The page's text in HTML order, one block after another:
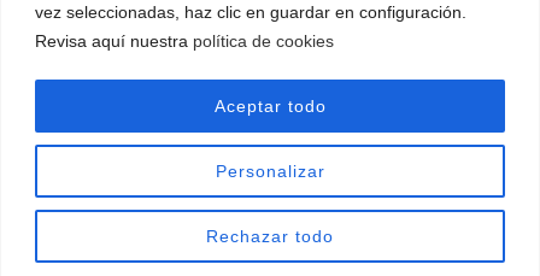
vez seleccionadas, haz clic en guardar en configuración.
Revisa aquí nuestra política de cookies
Personalizar
Rechazar todo
Aceptar todo
publicidad de los eventos que se realicen en sus instalaciones, ni
garantiza la asistencia de los artistas citados, ni el contenido del